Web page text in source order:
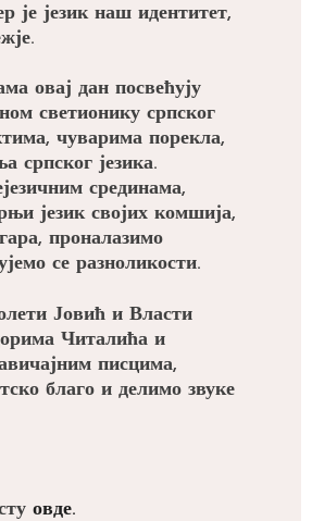
је језик наш идентитет,
овај дан посвећују
светионику српског
чуварима порекла,
српског језика.
срединама,
језик својих комшија,
проналазимо
се разноликости.
Јовић и Власти
Читалића и
писцима,
благо и делимо звуке
овде.